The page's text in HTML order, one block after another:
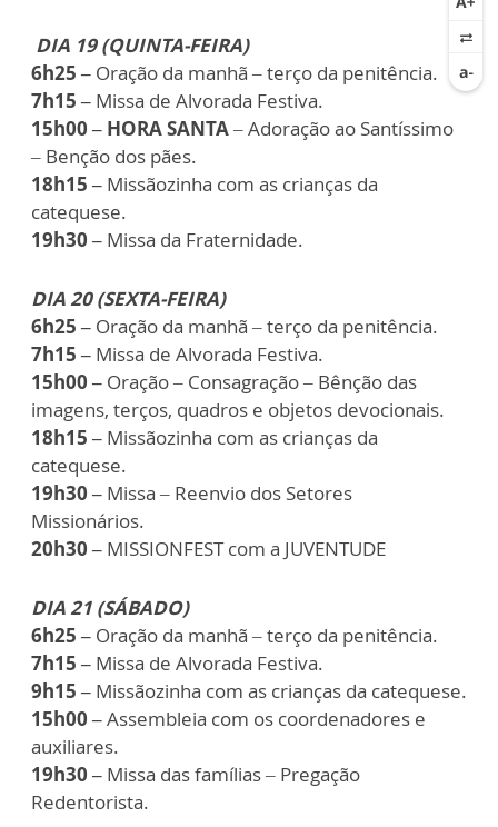
DIA 19 (QUINTA-FEIRA)
6h25 – Oração da manhã – terço da penitência.
7h15 – Missa de Alvorada Festiva.
15h00 – HORA SANTA– Adoração ao Santíssimo
– Benção dos pães.
18h15 – Missãozinha com as crianças da
catequese.
19h30 – Missa da Fraternidade.
DIA 20 (SEXTA-FEIRA)
6h25 – Oração da manhã – terço da penitência.
7h15 – Missa de Alvorada Festiva.
15h00 – Oração – Consagração – Bênção das
imagens, terços, quadros e objetos devocionais.
18h15 – Missãozinha com as crianças da
catequese.
19h30 – Missa – Reenvio dos Setores
Missionários.
20h30 – MISSIONFEST com a JUVENTUDE
DIA 21 (SÁBADO)
6h25 – Oração da manhã – terço da penitência.
7h15 – Missa de Alvorada Festiva.
9h15 – Missãozinha com as crianças da catequese.
15h00 –Assembleia com os coordenadores e
auxiliares.
19h30 – Missa das famílias – Pregação
Redentorista.